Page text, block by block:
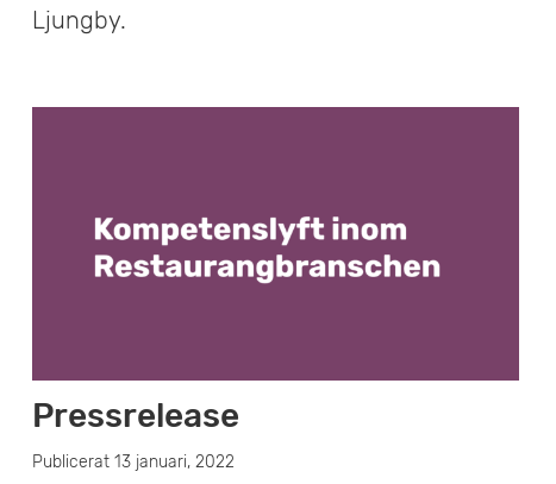
Ljungby.
Pressrelease
Publicerat 13 januari, 2022